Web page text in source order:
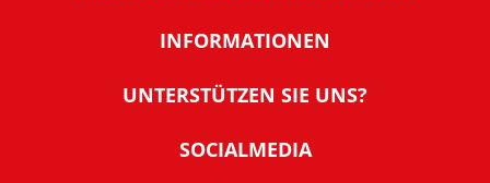
INFORMATIONEN
Warum NachDenkSeiten
Tipps zur Nutzung der NachDenkSeiten
UNTERSTÜTZEN SIE UNS?
SOCIALMEDIA